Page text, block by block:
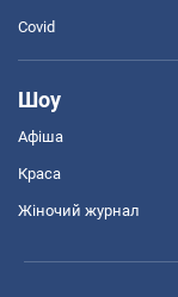
Covid
Шоу
Афіша
Краса
Жіночий журнал